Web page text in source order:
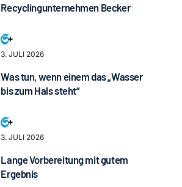
Recyclingunternehmen Becker
3. JULI 2026
Was tun, wenn einem das „Wasser
bis zum Hals steht“
3. JULI 2026
Lange Vorbereitung mit gutem
Ergebnis